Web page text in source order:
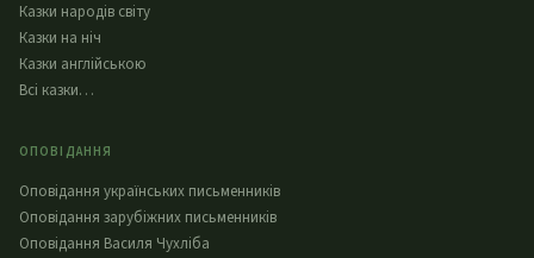
Казки народів світу
Казки на ніч
Казки англійською
Всі казки…
ОПОВІДАННЯ
Оповідання українських письменників
Оповідання зарубіжних письменників
Оповідання Василя Чухліба